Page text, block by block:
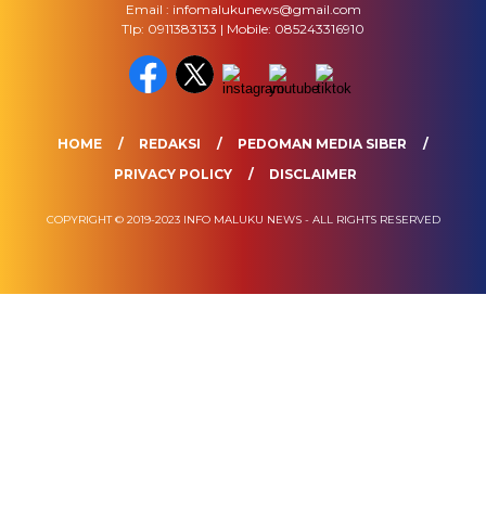
Email : infomalukunews@gmail.com
Tlp: 0911383133 | Mobile: 085243316910
HOME REDAKSI
PEDOMAN MEDIA SIBER
PRIVACY POLICY
DISCLAIMER
COPYRIGHT © 2019-2023 INFO MALUKU NEWS - ALL RIGHTS RESERVED